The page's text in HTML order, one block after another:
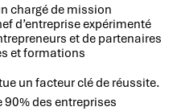
chargé de mission
d’entreprise expérimenté
et de partenaires
et formations
un facteur clé de réussite.
des entreprises